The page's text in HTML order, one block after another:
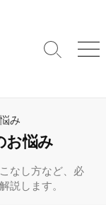
検
メ
み
お悩み
なし方など、必
説します。